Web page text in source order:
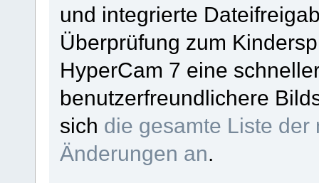
und integrierte
Überprüfung zum
HyperCam 7 eine
benutzerfreundlichere
sich die gesamte Liste
Änderungen an.